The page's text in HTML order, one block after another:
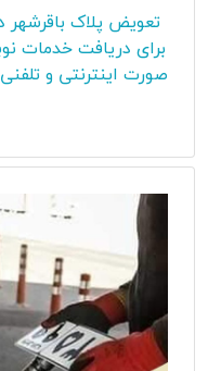
تعویض پلاک
برای دریافت خدمات